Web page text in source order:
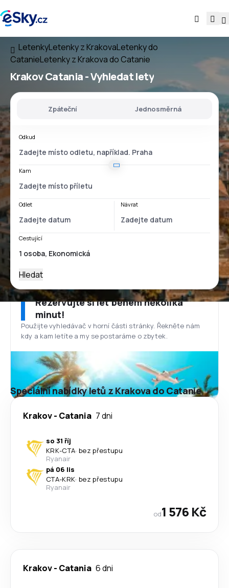
LetenkyLetenky z KrakovaLetenky do
CatanieLetenky z Krakova do Catanie
Krakov Catania- Vyhledat lety
Zpáteční Jednosměrná
Odkud
Kam
Odlet Návrat
Cestující
Hledat
Rezervujte si let během několika
minut!
Použijte vyhledávač v horní části stránky. Řekněte nám
kdy a kam letíte a my se postaráme o zbytek.
Speciální nabídky letů z Krakova do Catanie
Krakov- Catania 7 dni
so 31 říj
KRK-CTA· bez přestupu
Ryanair
pá 06 lis
CTA-KRK· bez přestupu
Ryanair
od1 576 Kč
Krakov- Catania 6 dni